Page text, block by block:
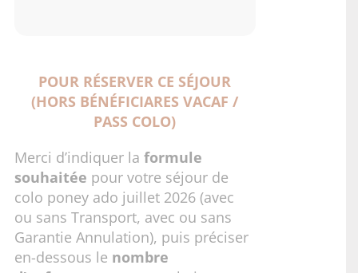
POUR RÉSERVER CE SÉJOUR
(HORS BÉNÉFICIARES VACAF /
PASS COLO)
Merci d’indiquer laformule
souhaitée pour votre séjour de
colo poney ado juillet 2026 (avec
ou sans Transport, avec ou sans
Garantie Annulation), puis préciser
en-dessous le nombre